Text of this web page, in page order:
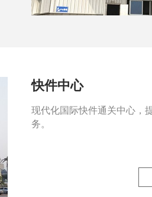
快件中心
现代化国际快件通关中心，
务。